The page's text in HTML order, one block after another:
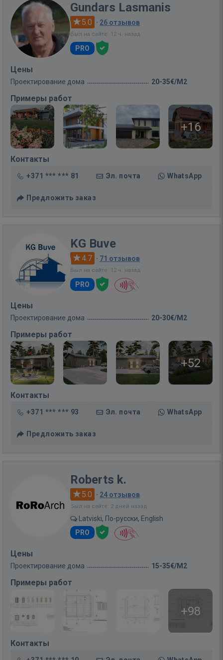
Gundars Lasmanis
5.0 · 26 отзывов
Был на сайте: 12 ч. назад
PRO
Цены
Проектирование дома 20-35€/M2
Примеры работ
+16
Контакты
+371 *** *** 81 Эл. почта WhatsApp
Предложить заказ
KG Buve
4.7 · 71 отзывов
Был на сайте: 12 ч. назад
PRO
Цены
Проектирование дома 20-30€/M2
Примеры работ
+52
Контакты
+371 *** *** 93 Эл. почта WhatsApp
Предложить заказ
Roberts k.
5.0 · 24 отзывов
Был на сайте: 2 дней назад
Latviski, По-русски, English
PRO
Цены
Проектирование дома 15-35€/M2
Примеры работ
+98
Контакты